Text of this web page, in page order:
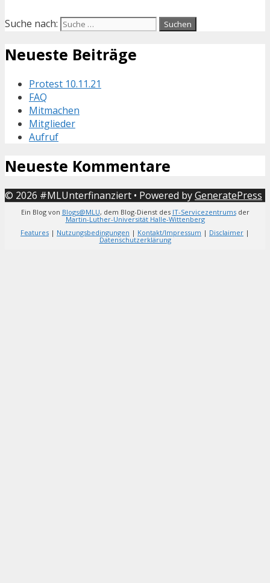
Suche nach:
Neueste Beiträge
Protest 10.11.21
FAQ
Mitmachen
Mitglieder
Aufruf
Neueste Kommentare
© 2026 #MLUnterfinanziert • Powered byGeneratePress
Ein Blog von Blogs@MLU, dem Blog-Dienst des IT-Servicezentrumsder
Martin-Luther-Universität Halle-Wittenberg
Features | Nutzungsbedingungen | Kontakt/Impressum | Disclaimer |
Datenschutzerklärung